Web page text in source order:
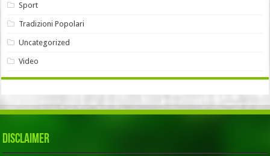
Sport
Tradizioni Popolari
Uncategorized
Video
Disclaimer